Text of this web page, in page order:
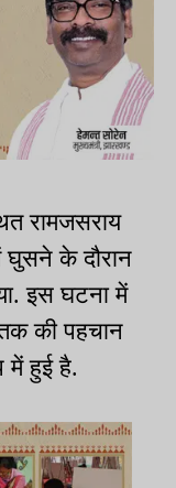
रामजसराय
घुसने के दौरान
इस घटना में
की पहचान
में हुई है.